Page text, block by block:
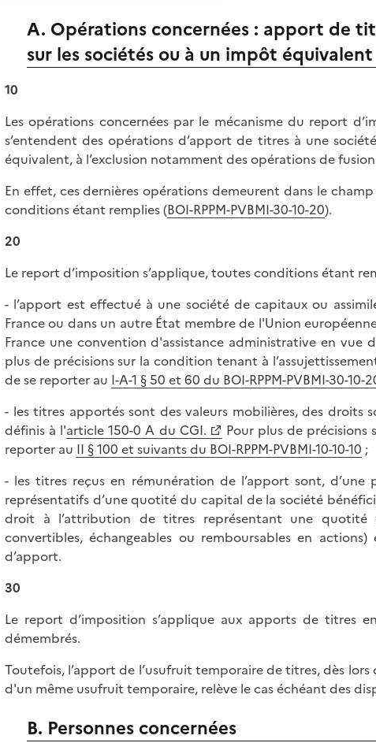
A. Opérations concernées : apport de
sur les sociétés ou à un impôt équivalent
10
Les opérations concernées par le mécanisme du report
s’entendent des opérations d’apport de titres à une
équivalent, à l’exclusion notamment des opérations de
En effet, ces dernières opérations demeurent dans le champ
conditions étant remplies (BOI-RPPM-PVBMI-30-10-20).
20
Le report d’imposition s’applique, toutes conditions étant
- l’apport est effectué à une société de capitaux ou
France ou dans un autre État membre de l'Union
France une convention d'assistance administrative en
plus de précisions sur la condition tenant à
de se reporter au I-A-1 § 50 et 60 du BOI-RPPM-PVBMI-30-10-
- les titres apportés sont des valeurs mobilières, des
définis à l'article 150-0 A du CGI.
Pour plus de
reporter au II § 100 et suivants du BOI-RPPM-PVBMI-10-10-10 ;
- les titres reçus en rémunération de l’apport sont,
représentatifs d’une quotité du capital de la société
droit à l’attribution de titres représentant une
convertibles, échangeables ou remboursables en
d’apport.
30
Le report d’imposition s’applique aux apports de titres
démembrés.
Toutefois, l’apport de l’usufruit temporaire de titres, dès
d'un même usufruit temporaire, relève le cas échéant des
B. Personnes concernées